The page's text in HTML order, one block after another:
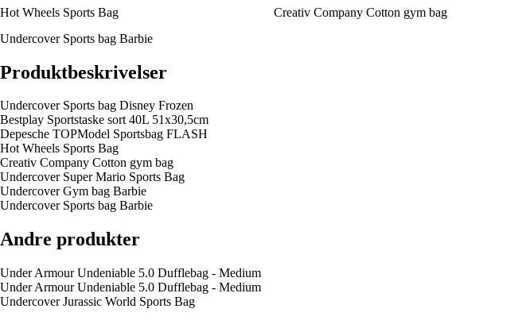
Hot Wheels Sports Bag Creativ Company Cotton gym bag
Undercover Sports bag Barbie
Produktbeskrivelser
Undercover Sports bag Disney Frozen
Bestplay Sportstaske sort 40L 51x30,5cm
Depesche TOPModel Sportsbag FLASH
Hot Wheels Sports Bag
Creativ Company Cotton gym bag
Undercover Super Mario Sports Bag
Undercover Gym bag Barbie
Undercover Sports bag Barbie
Andre produkter
Under Armour Undeniable 5.0 Dufflebag - Medium
Under Armour Undeniable 5.0 Dufflebag - Medium
Undercover Jurassic World Sports Bag